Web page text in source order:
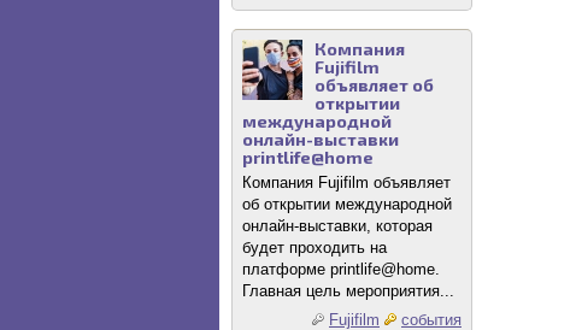
Компания
Fujifilm
объявляет об
открытии
международной
онлайн-выставки
printlife@home
Компания Fujifilm объявляет
об открытии международной
онлайн-выставки, которая
будет проходить на
платформе printlife@home.
Главная цель мероприятия...
Fujifilm
события